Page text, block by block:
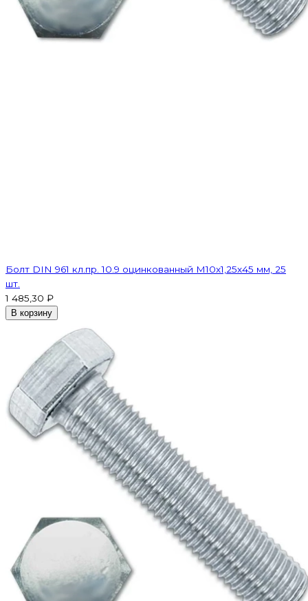
Болт DIN 961 кл.пр. 10.9 оцинкованный М10х1,25х45 мм, 25
шт.
1 485,30 ₽
В корзину